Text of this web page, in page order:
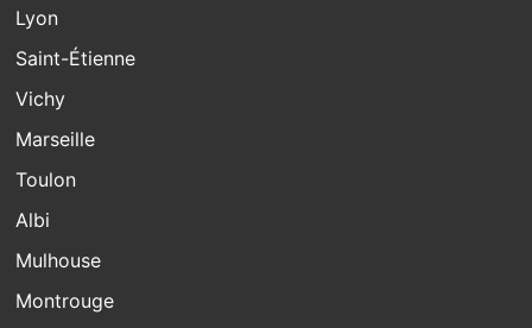
Lyon
Saint-Étienne
Vichy
Marseille
Toulon
Albi
Mulhouse
Montrouge